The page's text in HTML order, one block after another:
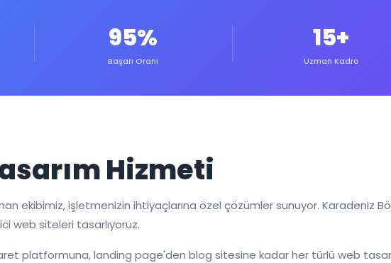
95%
Başarı Oranı
15+
Uzman Kadro
Hizmeti
ekibimiz, işletmenizin ihtiyaçlarına özel çözümler sunuyor. Karadeniz
web siteleri tasarlıyoruz.
platformuna, landing page'den blog sitesine kadar her türlü web